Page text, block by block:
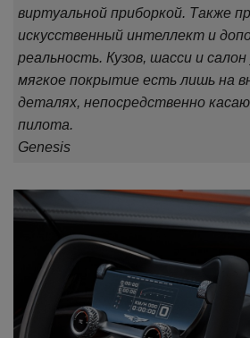
виртуальной приборкой. Также
искусственный интеллект и
реальность. Кузов, шасси и
мягкое покрытие есть лишь на
деталях, непосредственно
пилота.
Genesis